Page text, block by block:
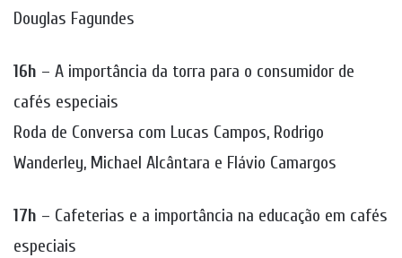
Douglas Fagundes
16h – A importância da torra para o consumidor de
cafés especiais
Roda de Conversa com Lucas Campos, Rodrigo
Wanderley, Michael Alcântara e Flávio Camargos
17h – Cafeterias e a importância na educação em cafés
especiais